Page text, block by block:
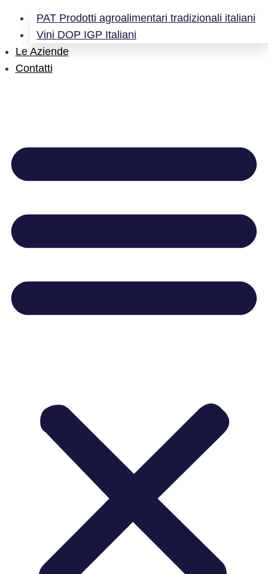
PAT Prodotti agroalimentari tradizionali italiani
Vini DOP IGP Italiani
Le Aziende
Contatti